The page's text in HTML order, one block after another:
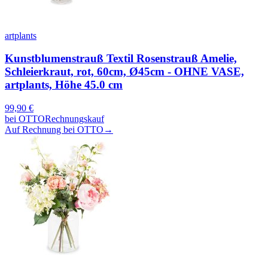
artplants
Kunstblumenstrauß Textil Rosenstrauß Amelie,
Schleierkraut, rot, 60cm, Ø45cm - OHNE VASE,
artplants, Höhe 45.0 cm
99,90 €
bei OTTORechnungskauf
Auf Rechnung bei OTTO →